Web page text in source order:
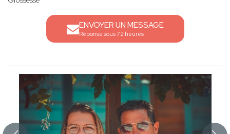
ENVOYER UN MESSAGE
Réponse sous 72 heures